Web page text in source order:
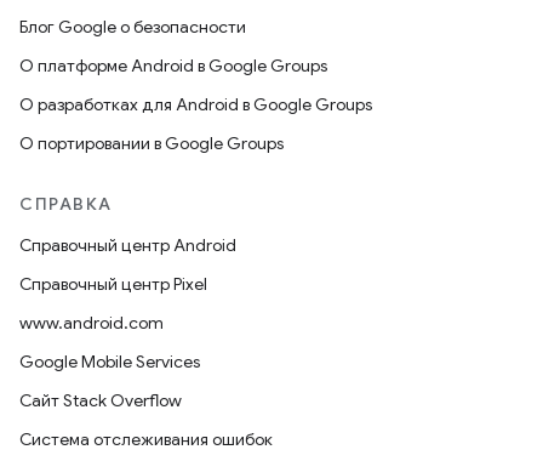
Блог Google о безопасности
О платформе Android в Google Groups
О разработках для Android в Google Groups
О портировании в Google Groups
СПРАВКА
Справочный центр Android
Справочный центр Pixel
www.android.com
Google Mobile Services
Сайт Stack Overflow
Система отслеживания ошибок